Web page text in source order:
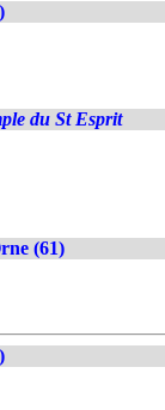
du St Esprit
(61)